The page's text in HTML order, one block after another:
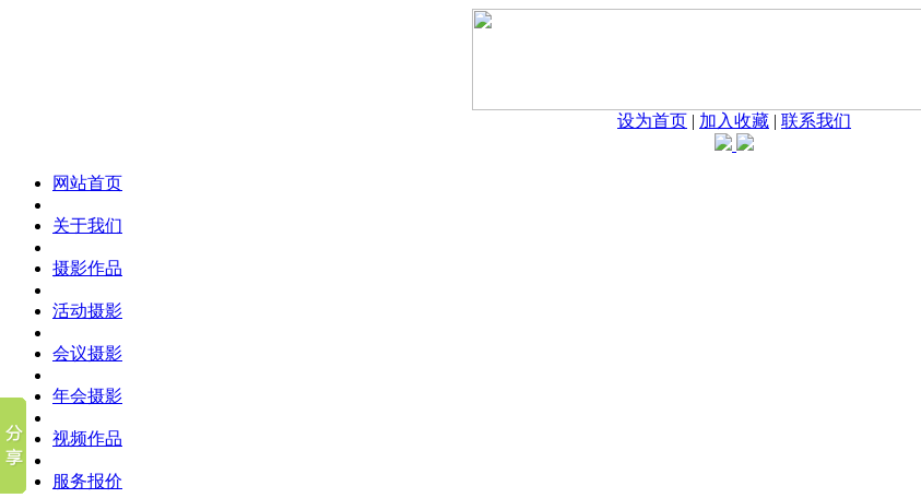
设为首页 | 加入收藏 | 联系我们
网站首页
关于我们
摄影作品
活动摄影
会议摄影
年会摄影
视频作品
服务报价